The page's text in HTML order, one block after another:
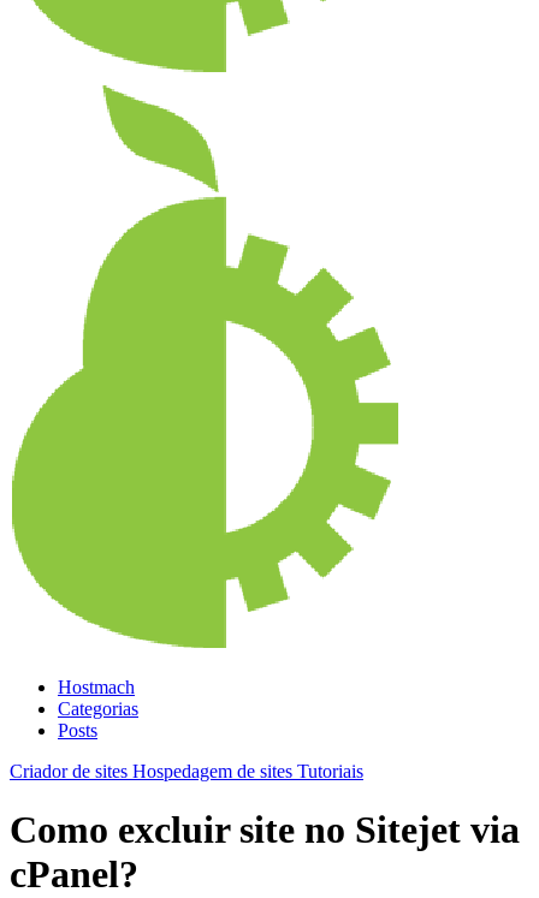
Hostmach
Categorias
Posts
Criador de sites Hospedagem de sites Tutoriais
Como excluir site no Sitejet via
cPanel?